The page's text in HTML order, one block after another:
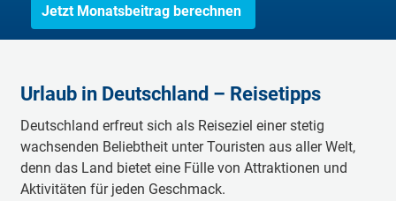
Jetzt Monatsbeitrag berechnen
Urlaub in Deutschland – Reisetipps
Deutschland erfreut sich als Reiseziel einer stetig
wachsenden Beliebtheit unter Touristen aus aller Welt,
denn das Land bietet eine Fülle von Attraktionen und
Aktivitäten für jeden Geschmack.